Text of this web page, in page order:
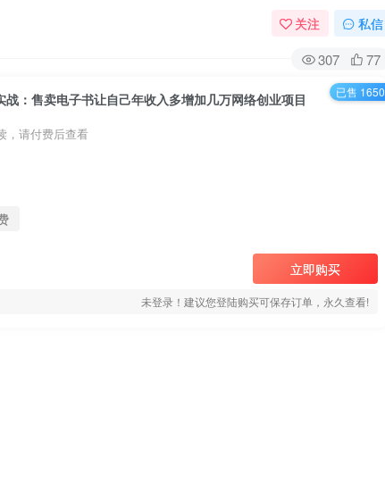
关注 私信
307 77
战：售卖电子书让自己年收入多增加几万网络创业项目
，请付费后查看
立即购买
未登录！建议您登陆购买可保存订单，永久查看!
已售 1650